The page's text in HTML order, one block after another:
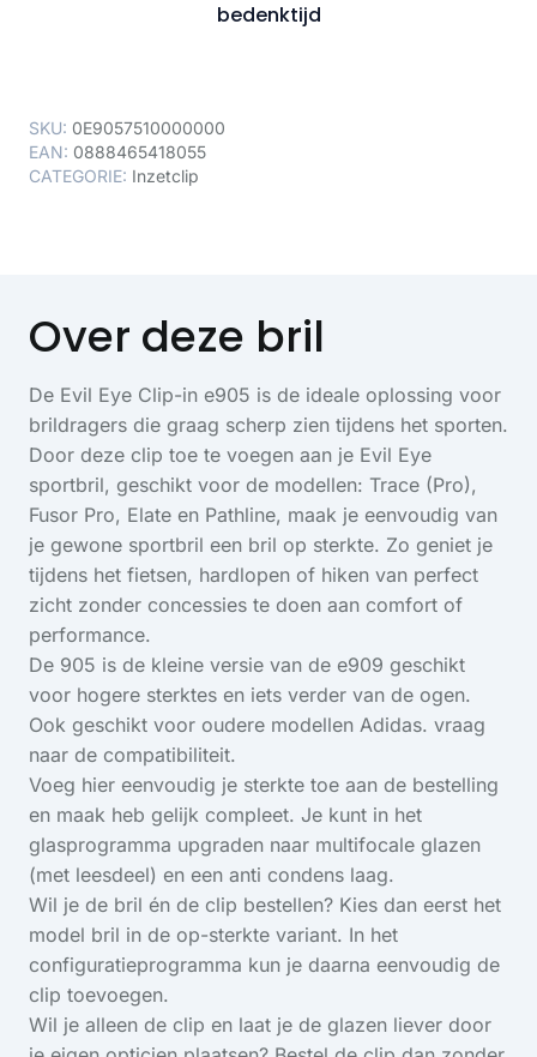
bedenktijd
SKU: 0E9057510000000
EAN: 0888465418055
CATEGORIE: Inzetclip
Over deze bril
De Evil Eye Clip-in e905 is de ideale oplossing voor
brildragers die graag scherp zien tijdens het sporten.
Door deze clip toe te voegen aan je Evil Eye
sportbril, geschikt voor de modellen: Trace (Pro),
Fusor Pro, Elate en Pathline, maak je eenvoudig van
je gewone sportbril een bril op sterkte. Zo geniet je
tijdens het fietsen, hardlopen of hiken van perfect
zicht zonder concessies te doen aan comfort of
performance.
De 905 is de kleine versie van de e909 geschikt
voor hogere sterktes en iets verder van de ogen.
Ook geschikt voor oudere modellen Adidas. vraag
naar de compatibiliteit.
Voeg hier eenvoudig je sterkte toe aan de bestelling
en maak heb gelijk compleet. Je kunt in het
glasprogramma upgraden naar multifocale glazen
(met leesdeel) en een anti condens laag.
Wil je de bril én de clip bestellen? Kies dan eerst het
model bril in de op-sterkte variant. In het
configuratieprogramma kun je daarna eenvoudig de
clip toevoegen.
Wil je alleen de clip en laat je de glazen liever door